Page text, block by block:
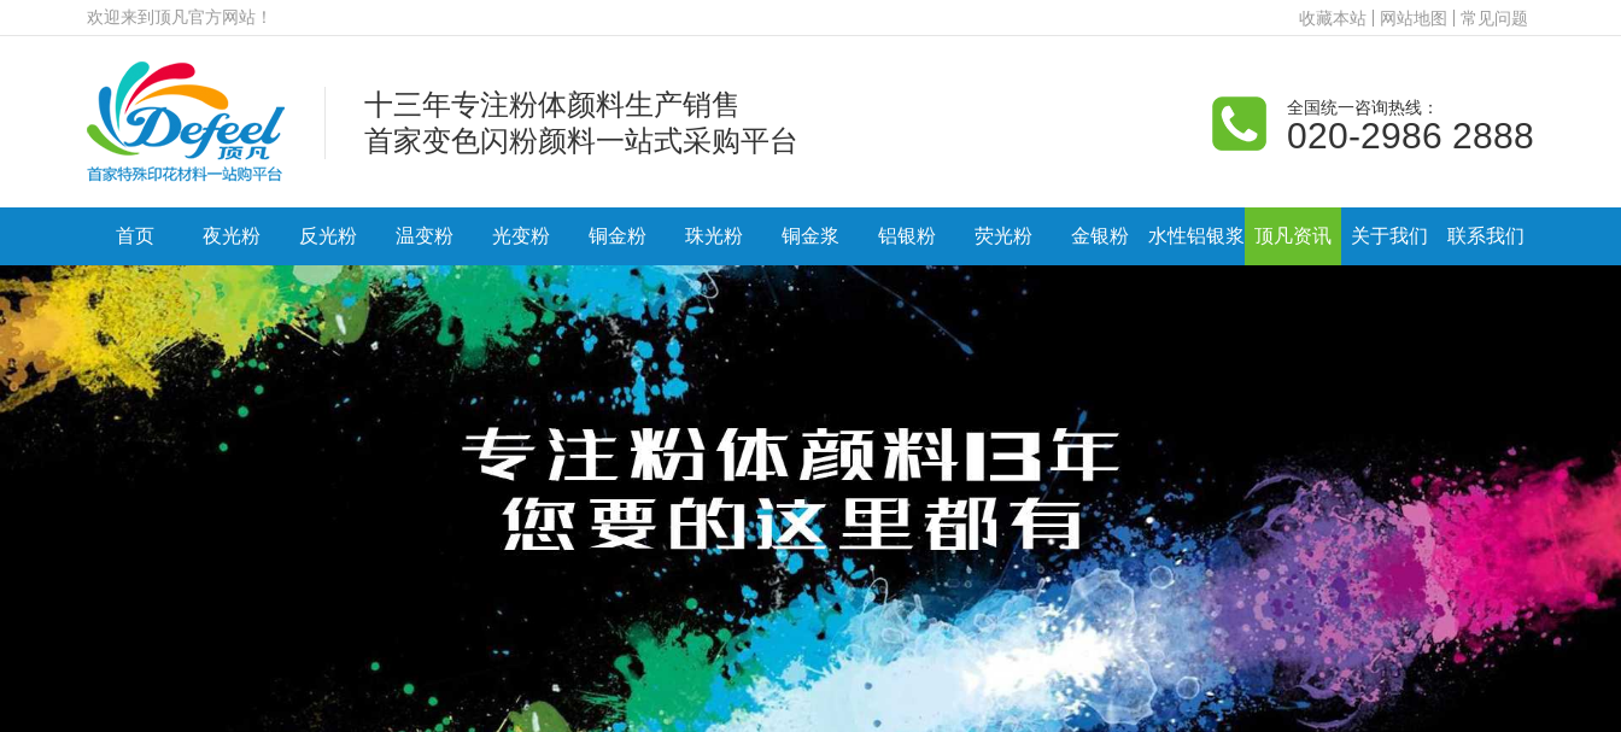
欢迎来到顶凡官方网站！ 收藏本站 网站地图 常见问题
十三年专注粉体颜料生产销售
首家变色闪粉颜料一站式采购平台
全国统一咨询热线：
020-2986 2888
首页 夜光粉 反光粉 温变粉 光变粉 铜金粉 珠光粉 铜金浆 铝银粉 荧光粉 金银粉 水性铝银浆 顶凡资讯 关于我们 联系我们